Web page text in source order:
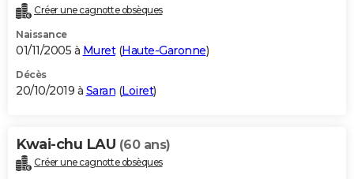
Créer une cagnotte obsèques
Naissance
01/11/2005 à Muret(Haute-Garonne)
Décès
20/10/2019 à Saran (Loiret)
Kwai-chu LAU (60 ans)
Créer une cagnotte obsèques